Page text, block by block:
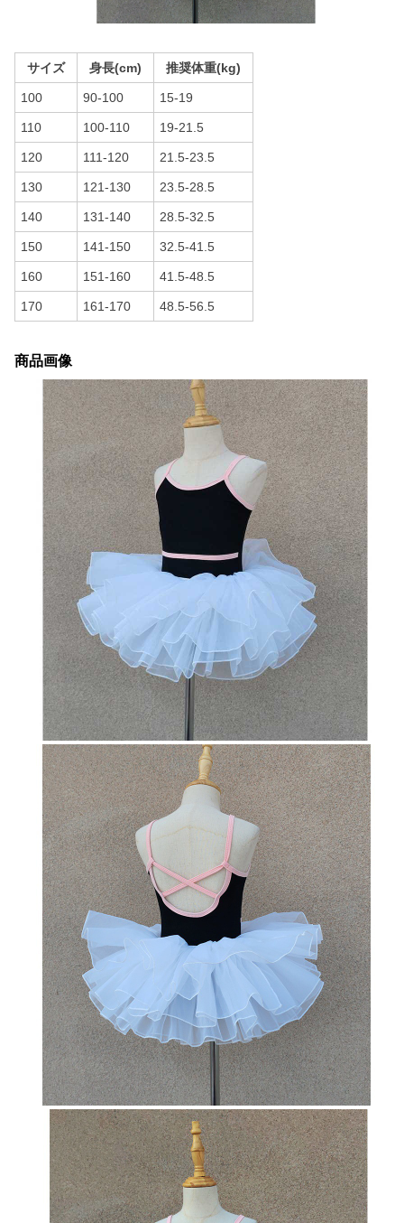
サイズ 身長(cm) 推奨体重(kg)
100 90-100 15-19
110 100-110 19-21.5
120 111-120 21.5-23.5
130 121-130 23.5-28.5
140 131-140 28.5-32.5
150 141-150 32.5-41.5
160 151-160 41.5-48.5
170 161-170 48.5-56.5
商品画像